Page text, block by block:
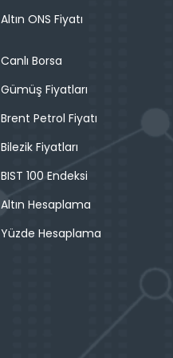
Altın ONS Fiyatı
Canlı Borsa
Gümüş Fiyatları
Brent Petrol Fiyatı
Bilezik Fiyatları
BIST 100 Endeksi
Altın Hesaplama
Yüzde Hesaplama